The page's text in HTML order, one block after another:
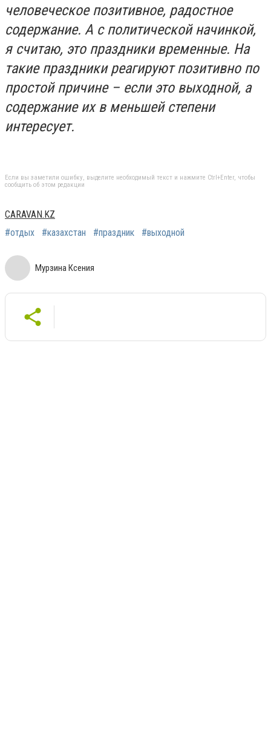
человеческое позитивное, радостное
содержание. А с политической начинкой,
я считаю, это праздники временные. На
такие праздники реагируют позитивно по
простой причине – если это выходной, а
содержание их в меньшей степени
интересует.
Если вы заметили ошибку, выделите необходимый текст и нажмите Ctrl+Enter, чтобы
сообщить об этом редакции
CARAVAN.KZ
#отдых
#казахстан #праздник #выходной
Мурзина Ксения